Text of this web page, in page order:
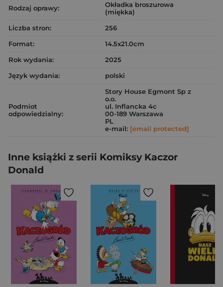
Rodzaj oprawy:
Okładka broszurowa
(miękka)
Liczba stron:
256
Format:
14.5x21.0cm
Rok wydania:
2025
Język wydania:
polski
Podmiot
odpowiedzialny:
Story House Egmont Sp z
o.o.
ul. Inflancka 4c
00-189 Warszawa
PL
e-mail: [email protected]
Inne książki z serii Komiksy Kaczor
Donald